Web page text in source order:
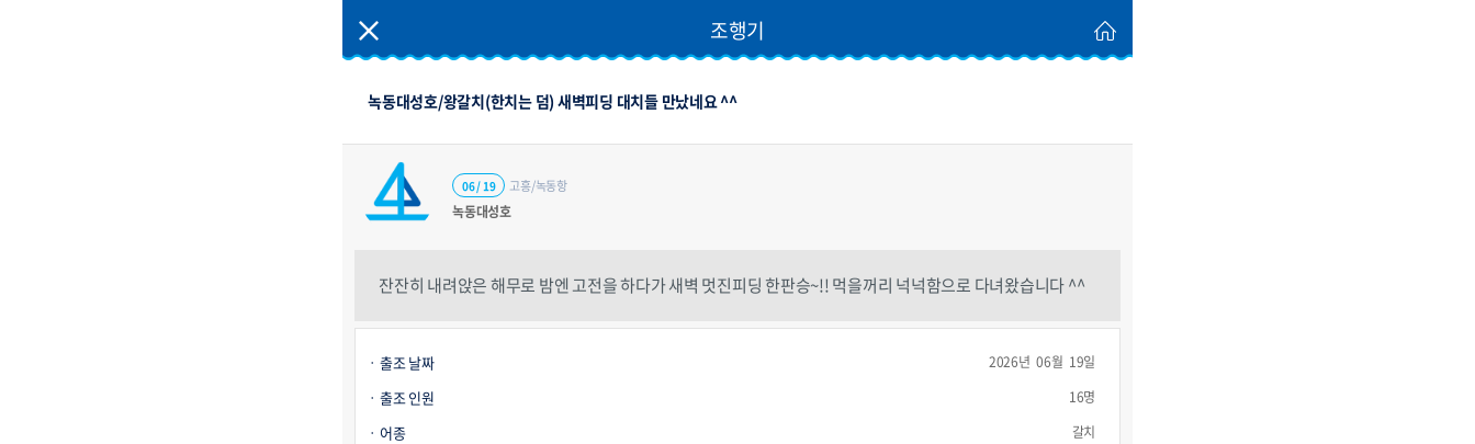
조행기
녹동대성호/왕갈치(한치는 덤) 새벽피딩 대치들 만났네요 ^^
녹동대성호
고흥/녹동항
06 / 19
잔잔히 내려앉은 해무로 밤엔 고전을 하다가 새벽 멋진피딩 한판승~!! 먹을꺼리 넉넉함으로 다녀왔습니다 ^^
출조 날짜 2026년 06월 19일
출조 인원 16명
어종 갈치